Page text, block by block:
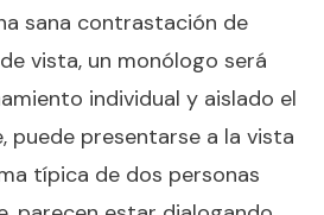
sana contrastación de
vista, un monólogo será
individual y aislado el
puede presentarse a la vista
típica de dos personas